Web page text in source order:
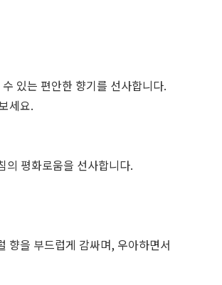
있는 편안한 향기를 선사합니다.
세요.
의 평화로움을 선사합니다.
향을 부드럽게 감싸며, 우아하면서